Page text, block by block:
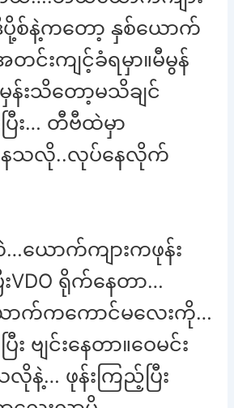
ပို့စ်နဲ့ကတော့ နှစ်ယောက်
းကျင့်ခံရမှာ။မီမွန်
းသိတော့မသိချင်
ြီး… တီဗီထဲမှာ
ေသလို..လုပ်နေလိုက်
ယောက်ကျားကဖုန်း
VDO ရိုက်နေတာ…
ာက်ကကောင်မလေးကို…
း ဗျင်းနေတာ။ဝေမင်း
… ဖုန်းကြည့်ပြီး